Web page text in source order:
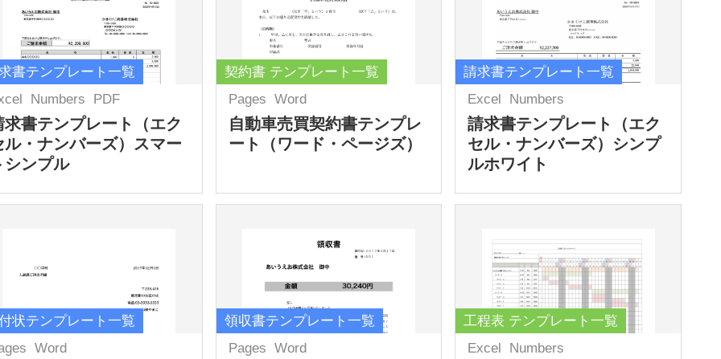
書テンプレート一覧
Numbers PDF
求書テンプレート（エク
ル・ナンバーズ）スマー
シンプル
契約書 テンプレート一覧
Pages Word
自動車売買契約書テンプレ
ート（ワード・ページズ）
請求書テンプレート一覧
Excel
Numbers
請求書テンプレート（エク
セル・ナンバーズ）シンプ
ルホワイト
状テンプレート一覧
Word
領収書テンプレート一覧
Pages Word
工程表 テンプレート一覧
Excel
Numbers